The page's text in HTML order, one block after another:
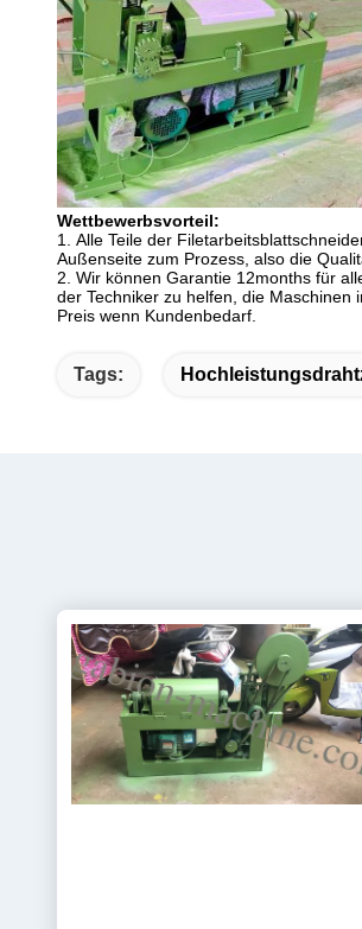
Wettbewerbsvorteil:
1. Alle Teile der
Außenseite zum Prozess, also die
2. Wir können Garantie 12months für
der Techniker zu helfen, die Maschinen
Preis wenn Kundenbedarf.
Tags: